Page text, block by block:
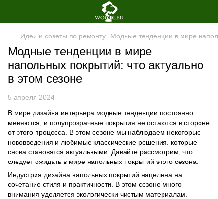
Идеи и советы по ремонту Модные тенденции в мире
Модные тенденции в мире
напольных покрытий: что актуально
в этом сезоне
5 апреля 2024
В мире дизайна интерьера модные тенденции постоянно
меняются, и полупрозрачные покрытия не остаются в стороне
от этого процесса. В этом сезоне мы наблюдаем некоторые
нововведения и любимые классические решения, которые
снова становятся актуальными. Давайте рассмотрим, что
следует ожидать в мире напольных покрытий этого сезона.
Индустрия дизайна напольных покрытий нацелена на
сочетание стиля и практичности. В этом сезоне много
внимания уделяется экологически чистым материалам.